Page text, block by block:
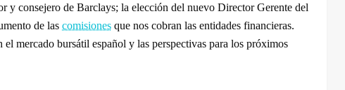
y consejero de Barclays; la elección del nuevo Director Gerente del
de las comisiones que nos cobran las entidades financieras.
mercado bursátil español y las perspectivas para los próximos